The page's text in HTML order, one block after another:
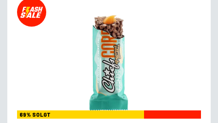
69% SOLGT